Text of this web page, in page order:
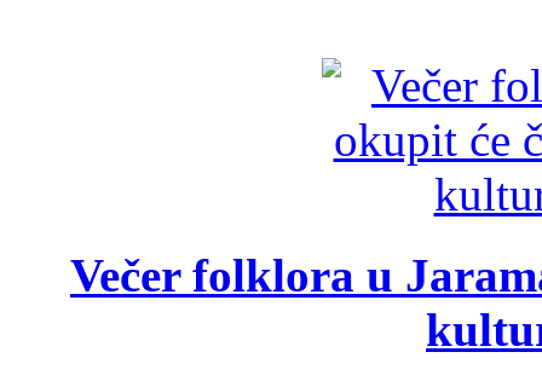
Večer folklora u